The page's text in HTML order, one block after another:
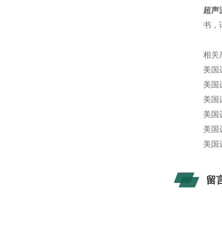
超声
书，
相关
美国
美国
美国
美国
美国
美国
留